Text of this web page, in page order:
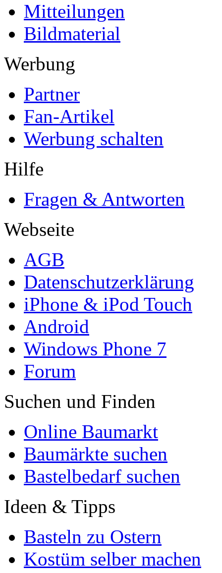
Mitteilungen
Bildmaterial
Werbung
Partner
Fan-Artikel
Werbung schalten
Hilfe
Fragen & Antworten
Webseite
AGB
Datenschutzerklärung
iPhone & iPod Touch
Android
Windows Phone 7
Forum
Suchen und Finden
Online Baumarkt
Baumärkte suchen
Bastelbedarf suchen
Ideen & Tipps
Basteln zu Ostern
Kostüm selber machen